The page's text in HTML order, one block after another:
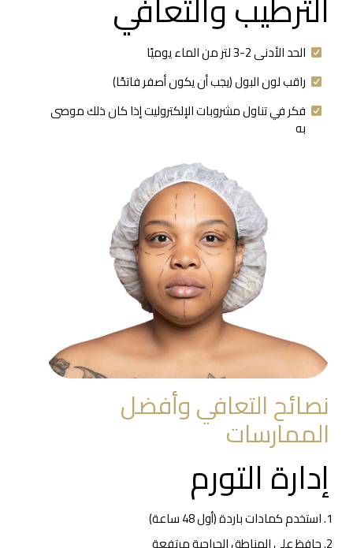
الحد الأدنى 2-3 لتر من الماء يوميًا
راقب لون البول (يجب أن يكون أصفر فاتحًا)
فكر في تناول مشروبات الإلكتروليت إذا كان ذلك موصى
به
نصائح التعافي وأفضل
الممارسات
إدارة التورم
استخدم كمادات باردة (أول 48 ساعة)